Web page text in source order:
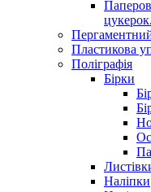
цукерок.
Пластикова
Поліграфія
Бірки
Наліпки